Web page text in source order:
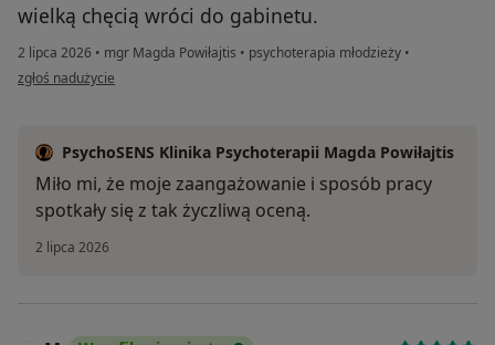
wielką chęcią wróci do gabinetu.
2 lipca 2026 • mgr Magda Powiłajtis • psychoterapia młodzieży •
w opinii użytkownika Agnieszka
zgłoś nadużycie
PsychoSENS Klinika Psychoterapii Magda Powiłajtis
Miło mi, że moje zaangażowanie i sposób pracy
spotkały się z tak życzliwą oceną.
2 lipca 2026